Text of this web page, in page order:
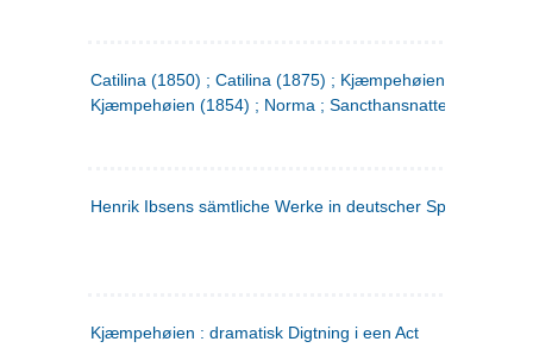
Catilina (1850) ; Catilina (1875) ; Kjæmpehøien (1850) ;
Kjæmpehøien (1854) ; Norma ; Sancthansnatten
Henrik Ibsens sämtliche Werke in deutscher Sprache. 2
Kjæmpehøien : dramatisk Digtning i een Act